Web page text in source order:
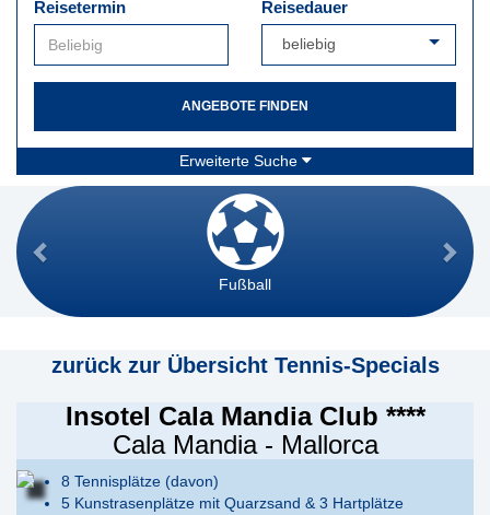
Reisetermin Reisedauer
ANGEBOTE FINDEN
Erweiterte Suche
Fußball
zurück zur Übersicht Tennis-Specials
Insotel Cala Mandia Club ****
Cala Mandia - Mallorca
8 Tennisplätze (davon)
5 Kunstrasenplätze mit Quarzsand & 3 Hartplätze